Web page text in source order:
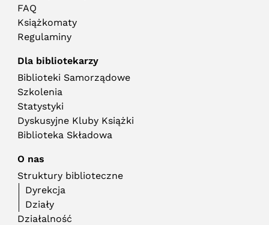
FAQ
Książkomaty
Regulaminy
Dla bibliotekarzy
Biblioteki Samorządowe
Szkolenia
Statystyki
Dyskusyjne Kluby Książki
Biblioteka Składowa
O nas
Struktury biblioteczne
Dyrekcja
Działy
Działalność